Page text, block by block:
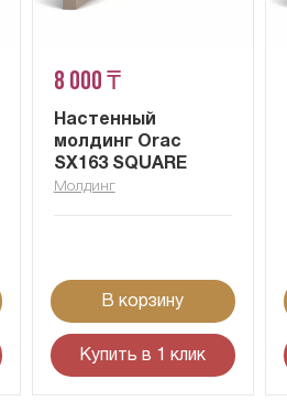
8 000 ₸
Настенный
молдинг Orac
SX163 SQUARE
Молдинг
В корзину
Купить в 1 клик